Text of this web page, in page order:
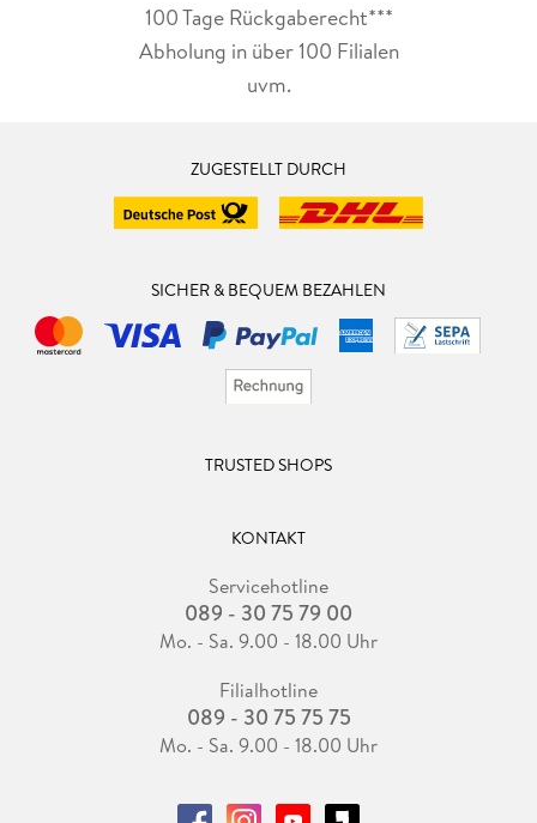
100 Tage Rückgaberecht***
Abholung in über 100 Filialen
uvm.
ZUGESTELLT DURCH
SICHER & BEQUEM BEZAHLEN
TRUSTED SHOPS
KONTAKT
Servicehotline
089 - 30 75 79 00
Mo. - Sa. 9.00 - 18.00 Uhr
Filialhotline
089 - 30 75 75 75
Mo. - Sa. 9.00 - 18.00 Uhr